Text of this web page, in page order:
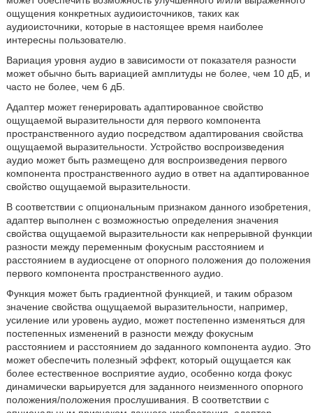
ощущения конкретных аудиоисточников, таких как
аудиоисточники, которые в настоящее время наиболее
интересны пользователю.
Вариация уровня аудио в зависимости от показателя разности
может обычно быть вариацией амплитуды не более, чем 10 дБ, и
часто не более, чем 6 дБ.
Адаптер может генерировать адаптированное свойство
ощущаемой выразительности для первого компонента
пространственного аудио посредством адаптирования свойства
ощущаемой выразительности. Устройство воспроизведения
аудио может быть размещено для воспроизведения первого
компонента пространственного аудио в ответ на адаптированное
свойство ощущаемой выразительности.
В соответствии с опциональным признаком данного изобретения,
адаптер выполнен с возможностью определения значения
свойства ощущаемой выразительности как непрерывной функции
разности между переменным фокусным расстоянием и
расстоянием в аудиосцене от опорного положения до положения
первого компонента пространственного аудио.
Функция может быть градиентной функцией, и таким образом
значение свойства ощущаемой выразительности, например,
усиление или уровень аудио, может постепенно изменяться для
постепенных изменений в разности между фокусным
расстоянием и расстоянием до заданного компонента аудио. Это
может обеспечить полезный эффект, который ощущается как
более естественное восприятие аудио, особенно когда фокус
динамически варьируется для заданного неизменного опорного
положения/положения прослушивания. В соответствии с